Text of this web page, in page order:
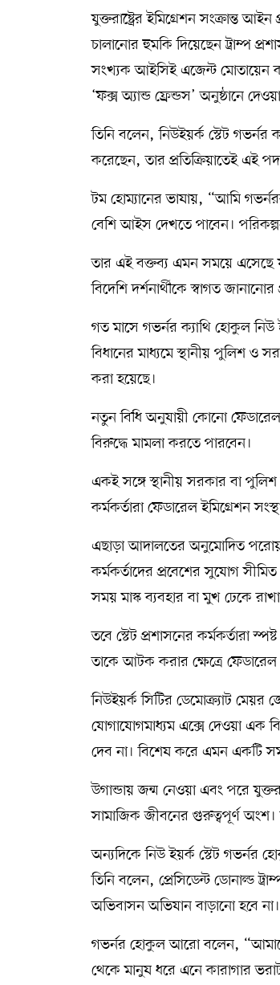
যুক্তরাষ্ট্রের ইমিগ্রেশন সংক্রান্ত
চালানোর হুমকি দিয়েছেন ট্রাম্প
সংখ্যক আইসিই এজেন্ট মোতায়েন
‘ফক্স অ্যান্ড ফ্রেন্ডস’ অনুষ্ঠানে
তিনি বলেন, নিউইয়র্ক স্টেট গভর্নর
করেছেন, তার প্রতিক্রিয়াতেই এই
টম হোম্যানের ভাষায়, “আমি
বেশি আইস দেখতে পাবেন।
তার এই বক্তব্য এমন সময়ে এসেছে
বিদেশি দর্শনার্থীকে স্বাগত জানানোর
গত মাসে গভর্নর ক্যাথি হোকুল
বিধানের মাধ্যমে স্থানীয় পুলিশ ও
করা হয়েছে।
নতুন বিধি অনুযায়ী কোনো ফেডারেল
বিরুদ্ধে মামলা করতে পারবেন।
একই সঙ্গে স্থানীয় সরকার বা
কর্মকর্তারা ফেডারেল ইমিগ্রেশন
এছাড়া আদালতের অনুমোদিত
কর্মকর্তাদের প্রবেশের সুযোগ
সময় মাস্ক ব্যবহার বা মুখ ঢেকে
তবে স্টেট প্রশাসনের কর্মকর্তারা
তাকে আটক করার ক্ষেত্রে
নিউইয়র্ক সিটির ডেমোক্র্যাট মেয়র
যোগাযোগমাধ্যম এক্সে দেওয়া এক
দেব না। বিশেষ করে এমন একটি
উগান্ডায় জন্ম নেওয়া এবং পরে
সামাজিক জীবনের গুরুত্বপূর্ণ
অন্যদিকে নিউ ইয়র্ক স্টেট গভর্নর
তিনি বলেন, প্রেসিডেন্ট ডোনাল্ড
অভিবাসন অভিযান বাড়ানো হবে
গভর্নর হোকুল আরো বলেন,
থেকে মানুষ ধরে এনে কারাগার